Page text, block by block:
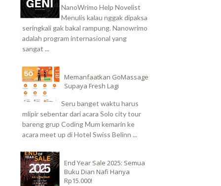
NanoWrimo Help Novelist
Menulis kalau nggak dipaksa
seringkali gak bakal rampung. Nanowrimo
adalah program internasional yang
sangat ...
Memanfaatkan GoMassage
Supaya Fresh Lagi
Seru banget waktu harus
mlipir sebentar dari acara Solo city tour
bareng grup Coding Mum kemarin ke
acara meet up di Hotel Swiss Belinn ...
End Year Sale 2025: Semua
Buku Dian Nafi Hanya
Rp15.000!